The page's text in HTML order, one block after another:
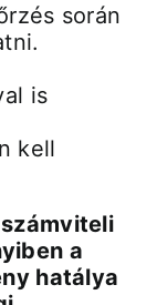
során
is
kell
a
hatálya